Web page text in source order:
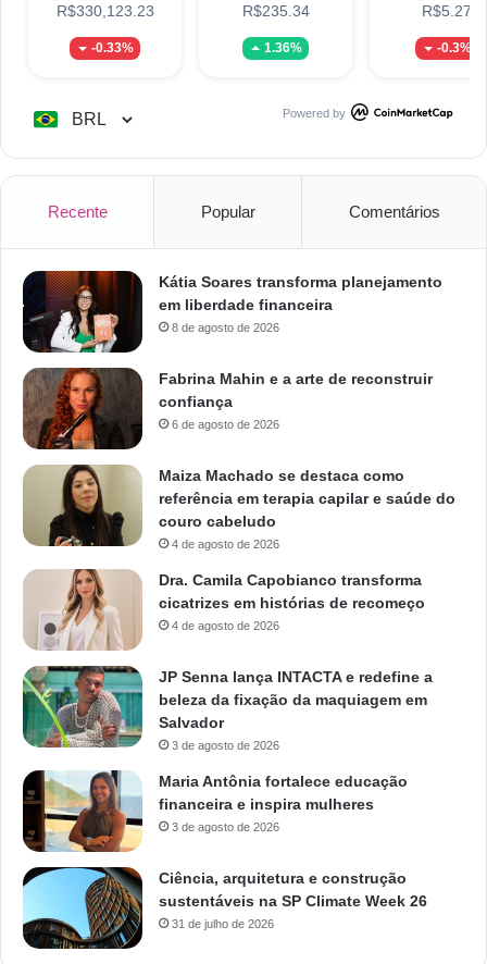
R$330,123.23
-0.33%
R$235.34
1.36%
R$5.27
-0.3%
Powered by
Recente Popular Comentários
Kátia Soares transforma planejamento
em liberdade financeira
8 de agosto de 2026
Fabrina Mahin e a arte de reconstruir
confiança
6 de agosto de 2026
Maiza Machado se destaca como
referência em terapia capilar e saúde do
couro cabeludo
4 de agosto de 2026
Dra. Camila Capobianco transforma
cicatrizes em histórias de recomeço
4 de agosto de 2026
JP Senna lança INTACTA e redefine a
beleza da fixação da maquiagem em
Salvador
3 de agosto de 2026
Maria Antônia fortalece educação
financeira e inspira mulheres
3 de agosto de 2026
Ciência, arquitetura e construção
sustentáveis na SP Climate Week 26
31 de julho de 2026